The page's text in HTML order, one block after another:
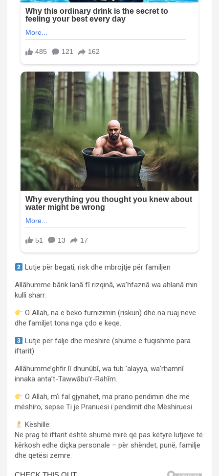
Lutje për begati, risk dhe mbrojtje për familjen
Allāhumme bārik lanā fī rizqinā, wa’ḥfaẓnā wa ahlanā min
kulli sharr.
O Allah, na e beko furnizimin (riskun) dhe na ruaj neve
dhe familjet tona nga çdo e keqe.
Lutje për falje dhe mëshirë (shumë e fuqishme para
iftarit)
Allāhumme’ghfir lī dhunūbī, wa tub ‘alayya, wa’rḥamnī
innaka anta’t-Tawwābu’r-Raḥīm.
O Allah, m’i fal gjynahet, ma prano pendimin dhe më
mëshiro, sepse Ti je Pranuesi i pendimit dhe Mëshiruesi.
Këshillë:
Në prag të iftarit është shumë mirë që pas këtyre lutjeve të
kërkosh edhe diçka personale – për shëndet, punë, familje
dhe qetësi zemre.